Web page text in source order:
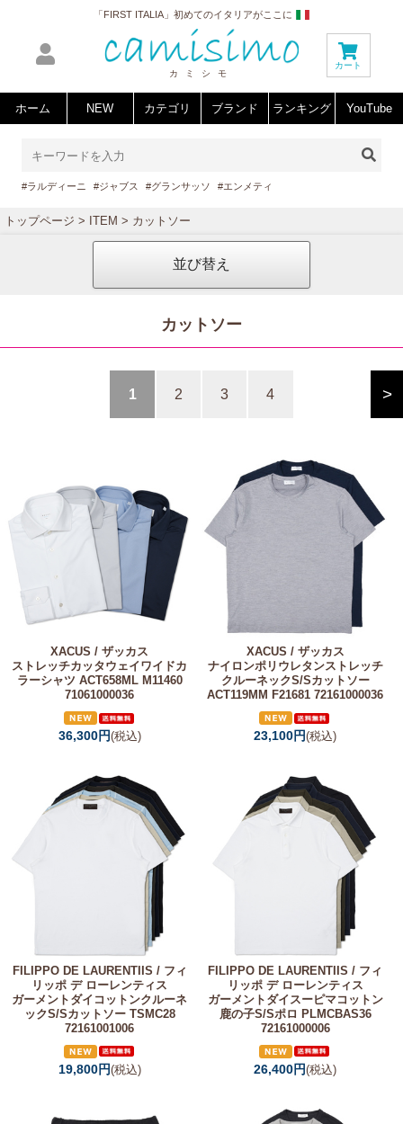
「FIRST ITALIA」初めてのイタリアがここに
カミシモ
カート
ホーム NEW カテゴリ ブランド ランキング YouTube
#ラルディーニ #ジャブス #グランサッソ #エンメティ
トップページ > ITEM > カットソー
並び替え
カットソー
>
1 2 3 4
XACUS / ザッカス
ストレッチカッタウェイワイドカ
ラーシャツ ACT658ML M11460
71061000036
36,300円(税込)
XACUS / ザッカス
ナイロンポリウレタンストレッチ
クルーネックS/Sカットソー
ACT119MM F21681 72161000036
23,100円(税込)
FILIPPO DE LAURENTIIS / フィ
リッポ デ ローレンティス
ガーメントダイコットンクルーネ
ックS/Sカットソー TSMC28
72161001006
19,800円(税込)
FILIPPO DE LAURENTIIS / フィ
リッポ デ ローレンティス
ガーメントダイスーピマコットン
鹿の子S/Sポロ PLMCBAS36
72161000006
26,400円(税込)